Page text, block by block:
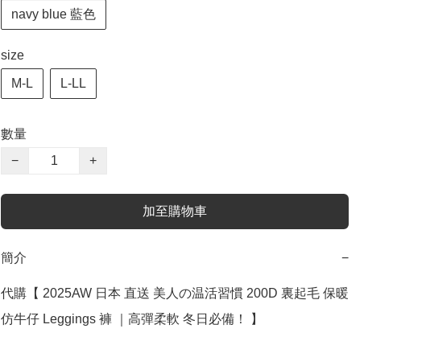
navy blue 藍色
size
M-L L-LL
數量
−
+
加至購物車
簡介 −
代購【 2025AW 日本 直送 美人の温活習慣 200D 裏起毛 保暖
仿牛仔 Leggings 褲 ｜高彈柔軟 冬日必備！ 】﻿